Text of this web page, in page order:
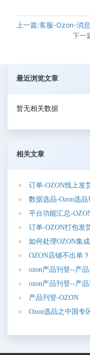
上一篇:客服-Ozon-消息
下一
最近浏览文章
暂无相关数据
相关文章
订单-OZON线上发
数据选品-Ozon选品
平台功能汇总-OZO
订单-OZON打包发
如何处理OZON集成
OZON店铺不出单 ？
ozon产品刊登--产品
ozon产品刊登--产品
产品刊登-OZON
Ozon选品之中 国专